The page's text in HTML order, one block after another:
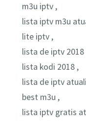
m3u iptv ,
lista iptv m3u
lite iptv ,
lista de iptv
lista kodi 2018 ,
lista de iptv
best m3u ,
lista iptv gratis